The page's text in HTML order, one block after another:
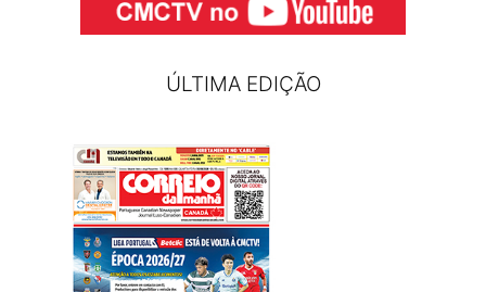
ÚLTIMA EDIÇÃO